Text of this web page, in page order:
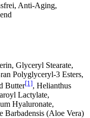
Anti-Aging,
Glyceryl Stearate,
Polyglyceryl-3 Esters,
Butter[1], Helianthus
Lactylate,
Hyaluronate,
Barbadensis (Aloe Vera)